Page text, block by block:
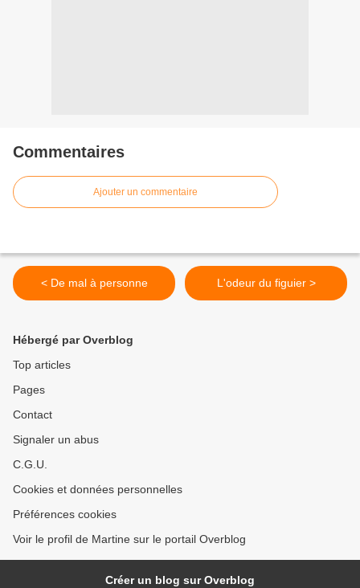
Commentaires
Ajouter un commentaire
< De mal à personne L'odeur du figuier >
Hébergé par Overblog
Top articles
Pages
Contact
Signaler un abus
C.G.U.
Cookies et données personnelles
Préférences cookies
Voir le profil de Martine sur le portail Overblog
Créer un blog sur Overblog